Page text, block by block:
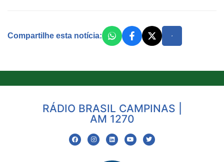
Compartilhe esta notícia:
RÁDIO BRASIL CAMPINAS |
AM 1270